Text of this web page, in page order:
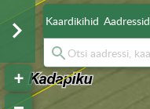
Kaardikihid Aadressid